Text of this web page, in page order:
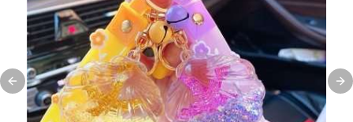
Previous slide